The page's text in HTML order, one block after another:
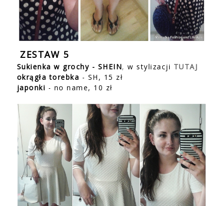
ZESTAW 5
Sukienka w grochy - SHEIN, w stylizacji TUTAJ
okrągła torebka - SH, 15 zł
japonki - no name, 10 zł